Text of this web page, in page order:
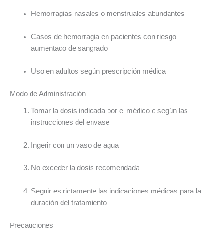
Hemorragias nasales o menstruales abundantes
Casos de hemorragia en pacientes con riesgo
aumentado de sangrado
Uso en adultos según prescripción médica
Modo de Administración
Tomar la dosis indicada por el médico o según las
instrucciones del envase
Ingerir con un vaso de agua
No exceder la dosis recomendada
Seguir estrictamente las indicaciones médicas para la
duración del tratamiento
Precauciones